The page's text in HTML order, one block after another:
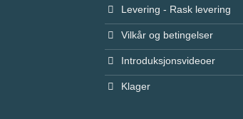
Levering - Rask levering
Vilkår og betingelser
Introduksjonsvideoer
Klager